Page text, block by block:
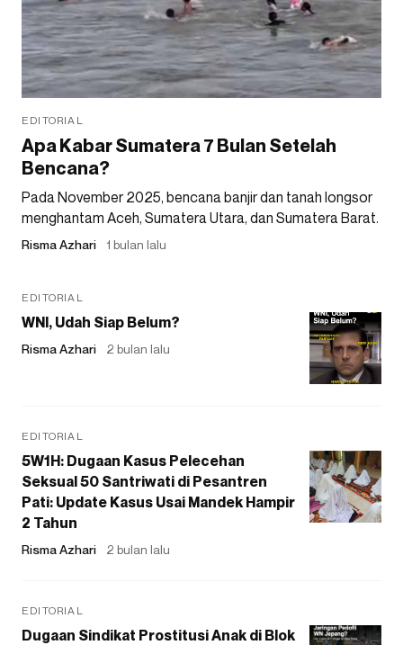
EDITORIAL
Apa Kabar Sumatera 7 Bulan Setelah
Bencana?
Pada November 2025, bencana banjir dan tanah longsor
menghantam Aceh, Sumatera Utara, dan Sumatera Barat.
Risma Azhari 1 bulan lalu
EDITORIAL
WNI, Udah Siap Belum?
Risma Azhari 2 bulan lalu
EDITORIAL
5W1H: Dugaan Kasus Pelecehan
Seksual 50 Santriwati di Pesantren
Pati: Update Kasus Usai Mandek Hampir
2 Tahun
Risma Azhari 2 bulan lalu
EDITORIAL
Dugaan Sindikat Prostitusi Anak di Blok